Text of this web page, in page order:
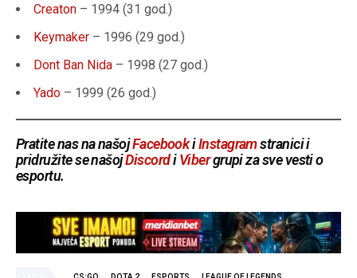
Creaton – 1994 (31 god.)
Keymaker – 1996 (29 god.)
Dont Ban Nida – 1998 (27 god.)
Yado – 1999 (26 god.)
Pratite nas na našojFacebookiInstagramstranici i
pridružite se našojDiscordiVibergrupi za sve vesti o
esportu.